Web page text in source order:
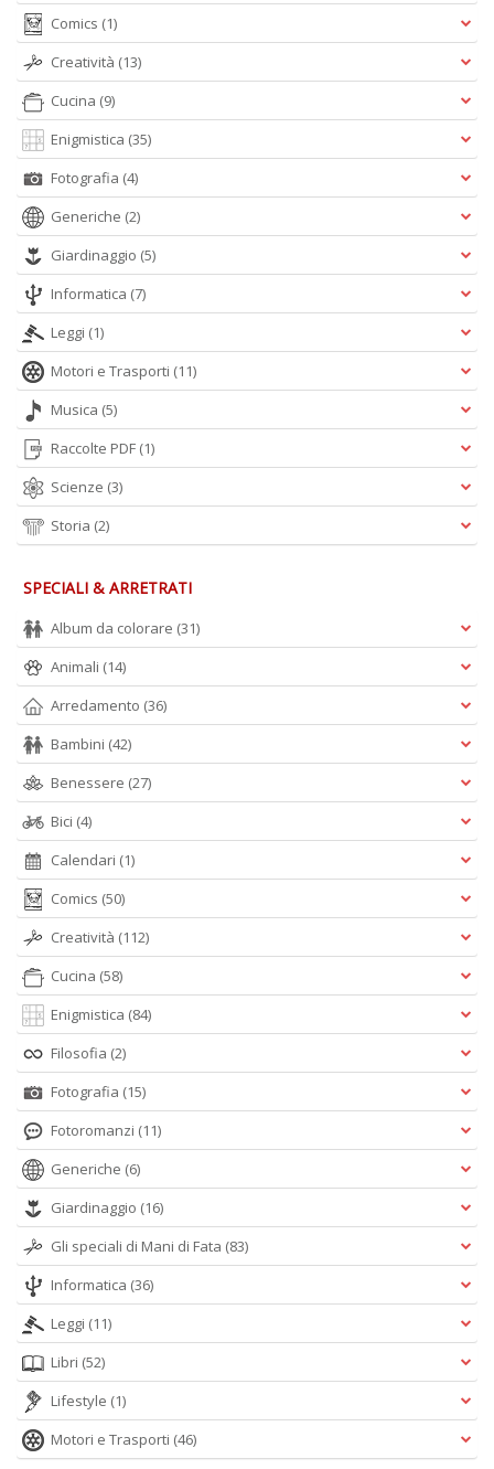
Comics (1)
Creatività (13)
Cucina (9)
Enigmistica (35)
Fotografia (4)
Generiche (2)
Giardinaggio (5)
Informatica (7)
Leggi (1)
Motori e Trasporti (11)
Musica (5)
Raccolte PDF (1)
Scienze (3)
Storia (2)
SPECIALI & ARRETRATI
Album da colorare (31)
Animali (14)
Arredamento (36)
Bambini (42)
Benessere (27)
Bici (4)
Calendari (1)
Comics (50)
Creatività (112)
Cucina (58)
Enigmistica (84)
Filosofia (2)
Fotografia (15)
Fotoromanzi (11)
Generiche (6)
Giardinaggio (16)
Gli speciali di Mani di Fata (83)
Informatica (36)
Leggi (11)
Libri (52)
Lifestyle (1)
Motori e Trasporti (46)